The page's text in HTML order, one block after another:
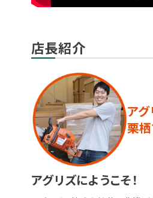
店長紹介
ア
栗栖
アグリズにようこそ！